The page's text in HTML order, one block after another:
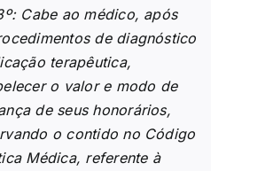
Cabe ao médico, após
de diagnóstico
terapêutica,
o valor e modo de
de seus honorários,
o contido no Código
Médica, referente à